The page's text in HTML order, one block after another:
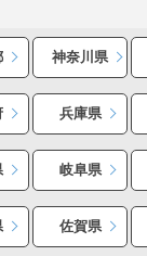
神奈川県
兵庫県
岐阜県
佐賀県